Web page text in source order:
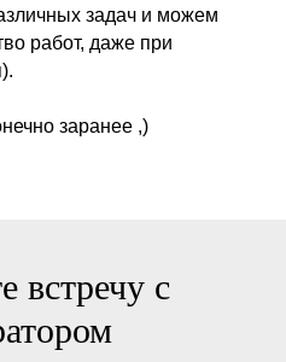
задач и можем
работ, даже при
заранее ,)
встречу с